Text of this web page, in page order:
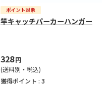
竿キャッチパーカーハンガー
328円
(送料別・税込)
獲得ポイント : 3